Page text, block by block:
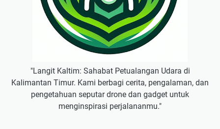
"Langit Kaltim: Sahabat Petualangan Udara di
Kalimantan Timur. Kami berbagi cerita, pengalaman, dan
pengetahuan seputar drone dan gadget untuk
menginspirasi perjalananmu."